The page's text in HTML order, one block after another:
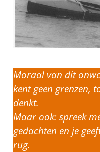
Moraal van dit
kent geen grenzen,
denkt.
Maar ook: spreek
gedachten en je
rug.